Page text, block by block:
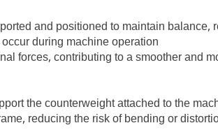
and positioned to maintain
during machine operation
forces, contributing to a smoother and
the counterweight attached to the
reducing the risk of bending or